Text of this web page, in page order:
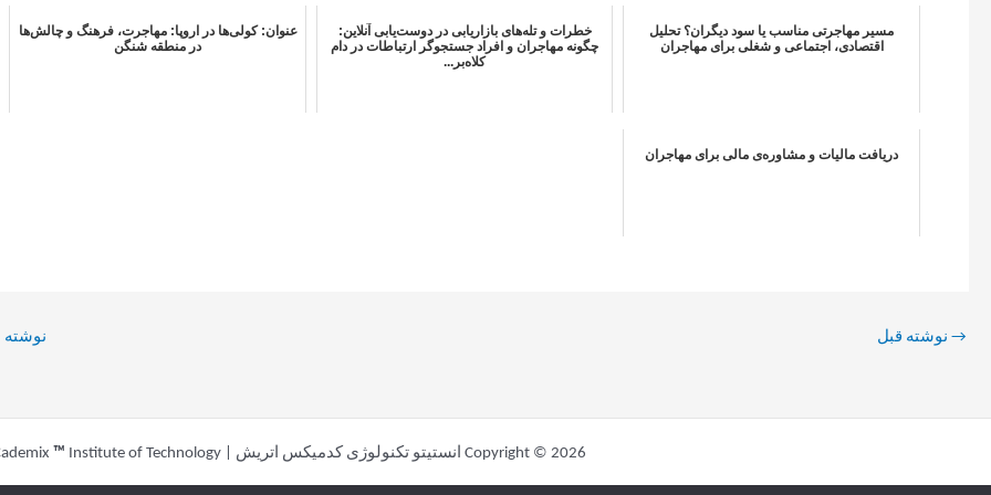
مسیر مهاجرتی مناسب یا سود دیگران؟ تحلیل
اقتصادی، اجتماعی و شغلی برای مهاجران
خطرات و تله‌های بازاریابی در دوست‌یابی آنلاین:
چگونه مهاجران و افراد جستجوگر ارتباطات در دام
کلاه‌بر...
عنوان: کولی‌ها در اروپا: مهاجرت، فرهنگ و چالش‌ها
در منطقه شنگن
دریافت مالیات و مشاوره‌ی مالی برای مهاجران
→ نوشته قبل نوشته
Copyright © 2026 انستیتو تکنولوژی کدمیکس اتریش | Powered by Cademix ™ Institute of Technology